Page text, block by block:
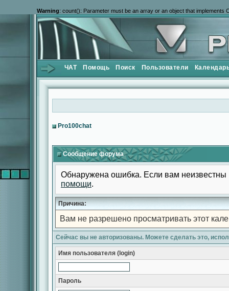
Warning: count(): Parameter must be an array or an object that implements
ЧАТ Помощь Поиск Пользователи
Pro100chat
Сообщение форума
Обнаружена ошибка. Если вам
помощи.
Причина:
Вам не разрешено просматривать этот
Сейчас вы не авторизованы. Можете сделать это,
Имя пользователя (login)
Пароль